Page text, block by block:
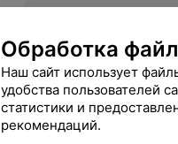
Страна: США
Год: 2006
Режиссеры:
Обработка
Наш сайт использует
удобства пользователей
статистики и
рекомендаций.